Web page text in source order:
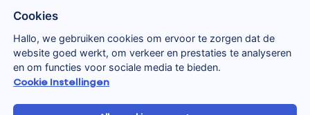
Cookies
Hallo, we gebruiken cookies om ervoor te zorgen dat de
website goed werkt, om verkeer en prestaties te analyseren
en om functies voor sociale media te bieden.
Cookie Instellingen